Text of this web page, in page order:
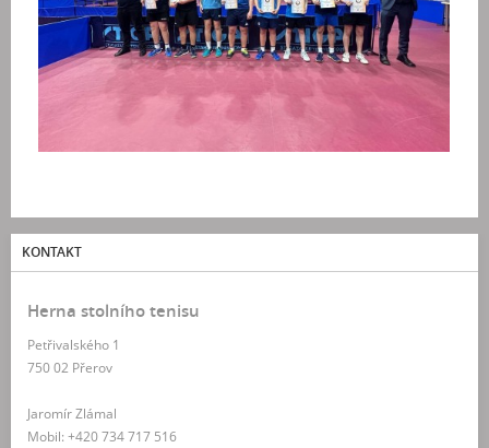
KONTAKT
Herna stolního tenisu
Petřivalského 1
750 02 Přerov
Jaromír Zlámal
Mobil: +420 734 717 516